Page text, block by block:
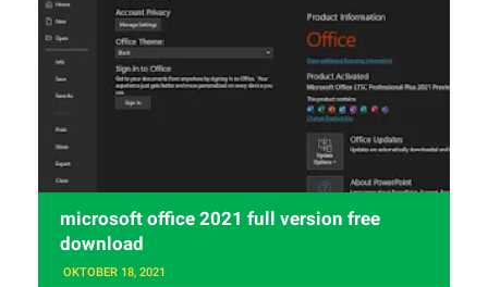
microsoft office 2021 full version free
download
OKTOBER 18, 2021